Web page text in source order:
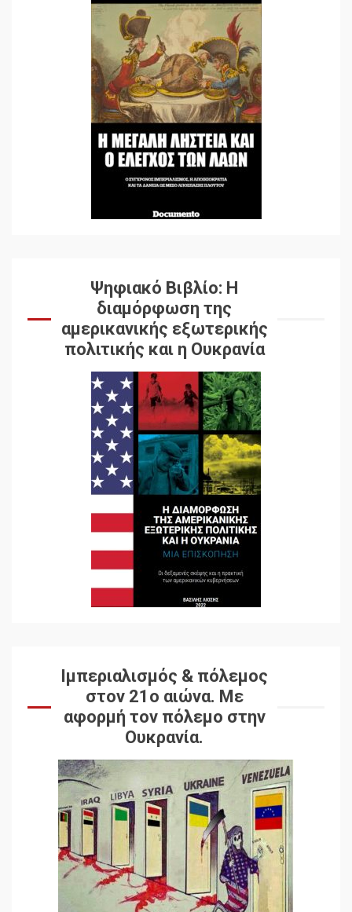
Ψηφιακό Βιβλίο: Η
διαμόρφωση της
αμερικανικής εξωτερικής
πολιτικής και η Ουκρανία
Ιμπεριαλισμός & πόλεμος
στον 21ο αιώνα. Mε
αφορμή τον πόλεμο στην
Ουκρανία.